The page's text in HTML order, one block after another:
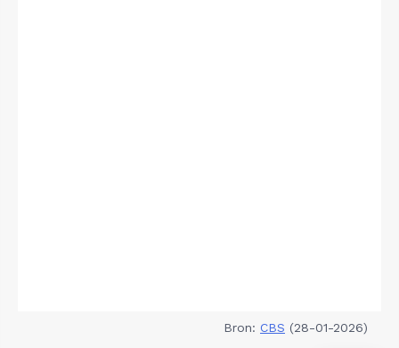
Bron: CBS (28-01-2026)